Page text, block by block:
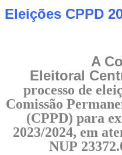
Eleições CPPD
A
Eleitoral
processo de
Comissão
(CPPD) para
2023/2024, em
NUP